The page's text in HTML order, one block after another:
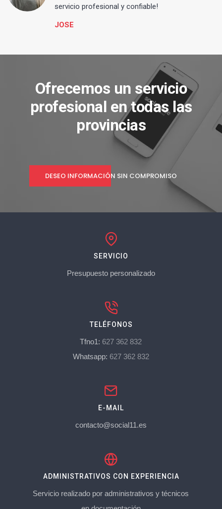
servicio profesional y confiable!
JOSE
Ofrecemos un servicio
profesional en todas las
provincias
DESEO INFORMACIÓN SIN COMPROMISO
SERVICIO
Presupuesto personalizado
TELÉFONOS
Tfno1: 627 362 832
Whatsapp: 627 362 832
E-MAIL
contacto@social11.es
ADMINISTRATIVOS CON EXPERIENCIA
Servicio realizado por administrativos y técnicos